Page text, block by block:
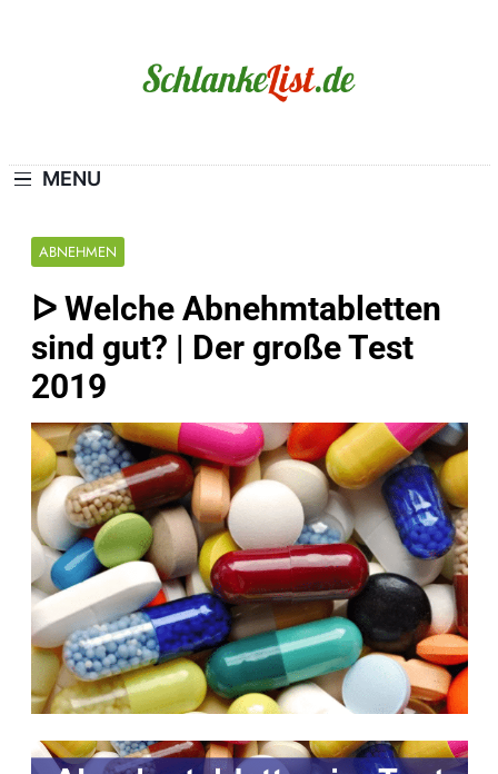
MENU
ABNEHMEN
ᐅ Welche Abnehmtabletten
sind gut? | Der große Test
2019